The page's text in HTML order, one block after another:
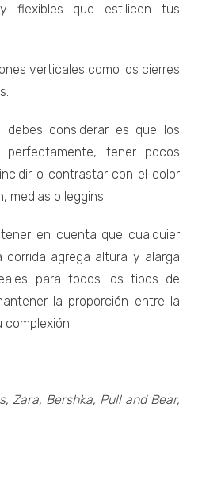
flexibles que estilicen tus
verticales como los cierres
considerar es que los
tener pocos
o contrastar con el color
medias o leggins.
en cuenta que cualquier
agrega altura y alarga
para todos los tipos de
la proporción entre la
Zara, Bershka, Pull and Bear,